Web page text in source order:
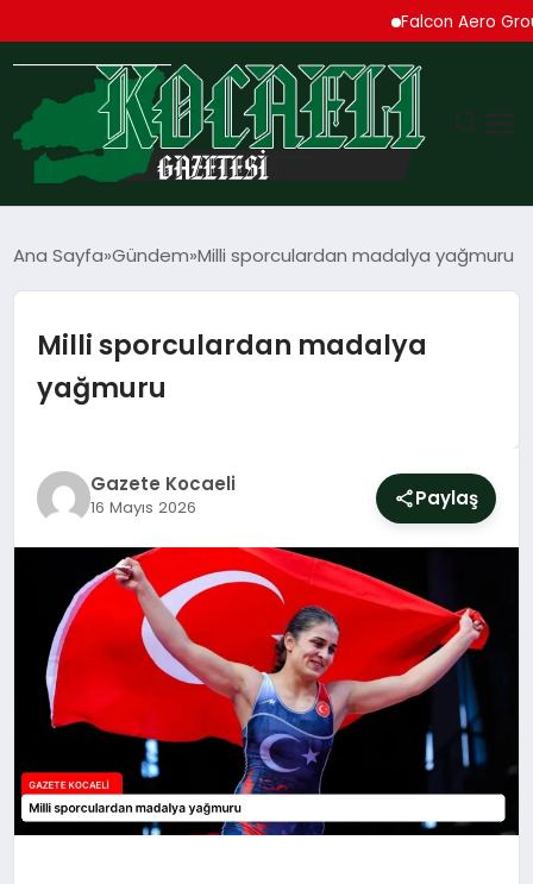
Falcon Aero Group,
TEKNOLOJI
EKONOMI
MAGAZIN
SIYASET
YAŞAM
DÜNYA
SAĞLIK
EĞITIM
Ana Sayfa Gündem Milli sporculardan madalya yağmuru
Milli sporculardan madalya
yağmuru
Gazete Kocaeli
16 Mayıs 2026 Paylaş